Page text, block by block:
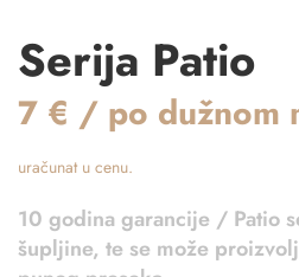
Serija Patio
7 € / po dužnom
uračunat u cenu.
10 godina garancije / Patio
šupljine, te se može